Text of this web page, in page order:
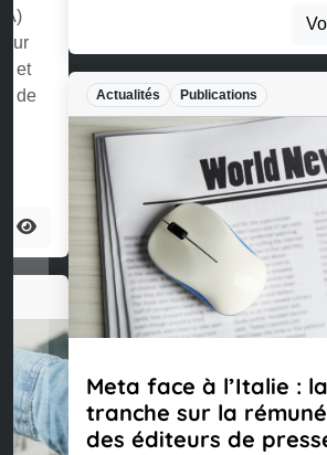
Actualités Publications
Meta face à l’Italie : la
tranche sur la
des éditeurs de